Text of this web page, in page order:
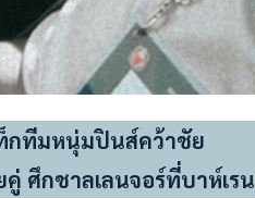
กทีมหนุ่มปินส์คว้าชัย
ศึกชาลเลนจอร์ที่บาห์เรน